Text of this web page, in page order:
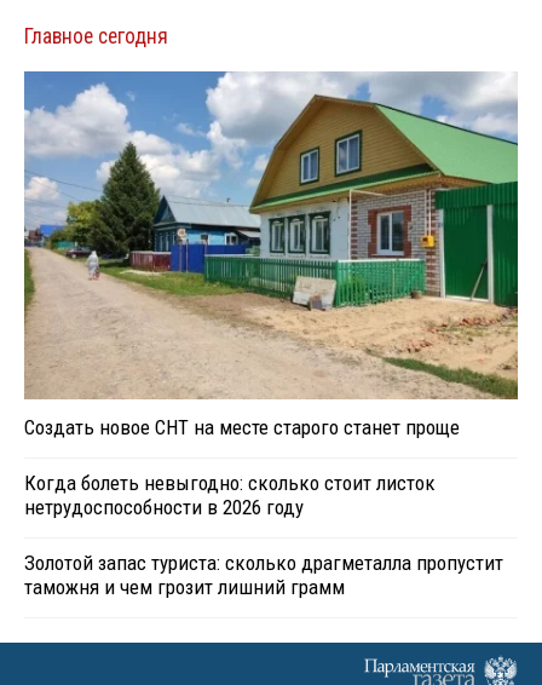
Главное сегодня
Создать новое СНТ на месте старого станет проще
Когда болеть невыгодно: сколько стоит листок
нетрудоспособности в 2026 году
Золотой запас туриста: сколько драгметалла пропустит
таможня и чем грозит лишний грамм